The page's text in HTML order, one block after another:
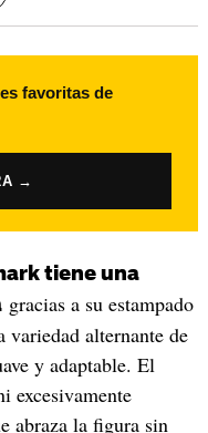
favoritas de
→
tiene una
gracias a su estampado
variedad alternante de
y adaptable. El
excesivamente
abraza la figura sin